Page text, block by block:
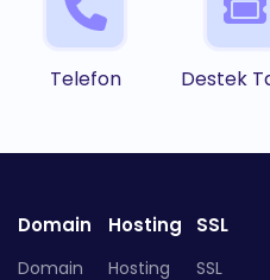
Telefon Destek
Domain
Domain
Hosting
Hosting
SSL
SSL